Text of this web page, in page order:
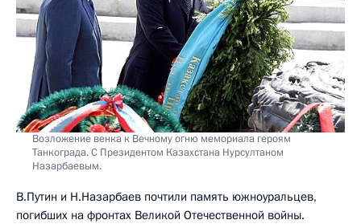
Возложение венка к Вечному огню мемориала героям
Танкограда. C Президентом Казахстана Нурсултаном
Назарбаевым.
В.Путин и Н.Назарбаев почтили память южноуральцев,
погибших на фронтах Великой Отечественной войны.